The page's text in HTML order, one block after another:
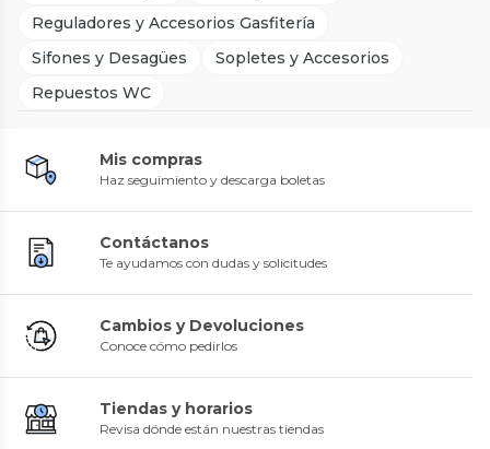
Reguladores y Accesorios Gasfitería
Sifones y Desagües
Sopletes y Accesorios
Repuestos WC
Mis compras
Haz seguimiento y descarga boletas
Contáctanos
Te ayudamos con dudas y solicitudes
Cambios y Devoluciones
Conoce cómo pedirlos
Tiendas y horarios
Revisa dónde están nuestras tiendas